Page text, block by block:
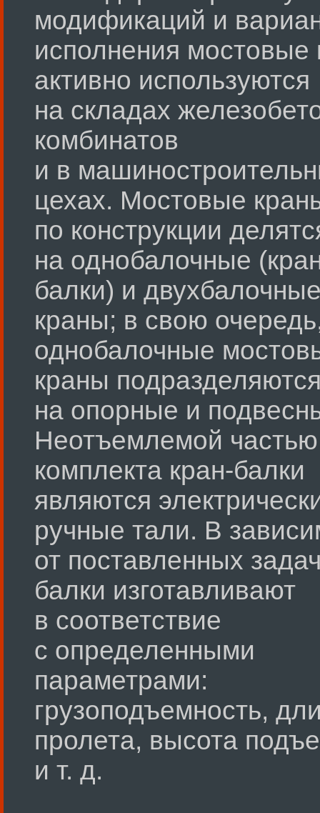
модификаций и
исполнения мостовые
активно используются
на складах
комбинатов
и в
цехах. Мостовые
по конструкции
на однобалочные
балки) и
краны; в свою
однобалочные
краны
на опорные и
Неотъемлемой частью
комплекта кран-балки
являются
ручные тали. В
от поставленных
балки изготавливают
в соответствие
с определенными
параметрами:
грузоподъемность,
пролета, высота
и т. д.